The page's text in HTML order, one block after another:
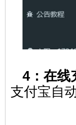
4：在线
支付宝自